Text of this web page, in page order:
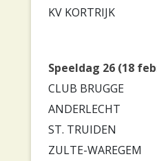
KV KORTRIJK
Speeldag 26 (18
CLUB BRUGGE
ANDERLECHT
ST. TRUIDEN
ZULTE-WAREGEM